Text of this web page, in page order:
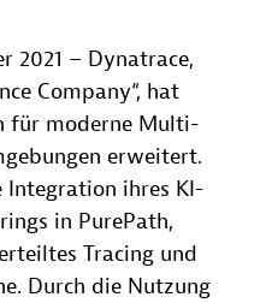
2021 – Dynatrace,
Company“, hat
für moderne Multi-
erweitert.
Integration ihres KI-
in PurePath,
Tracing und
Durch die Nutzung